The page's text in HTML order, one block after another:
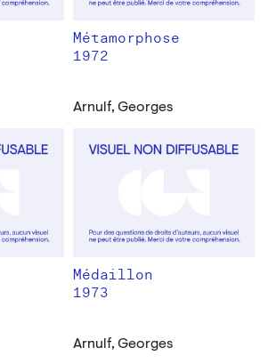
Métamorphose
1972
Arnulf, Georges
Médaillon
1973
Arnulf, Georges